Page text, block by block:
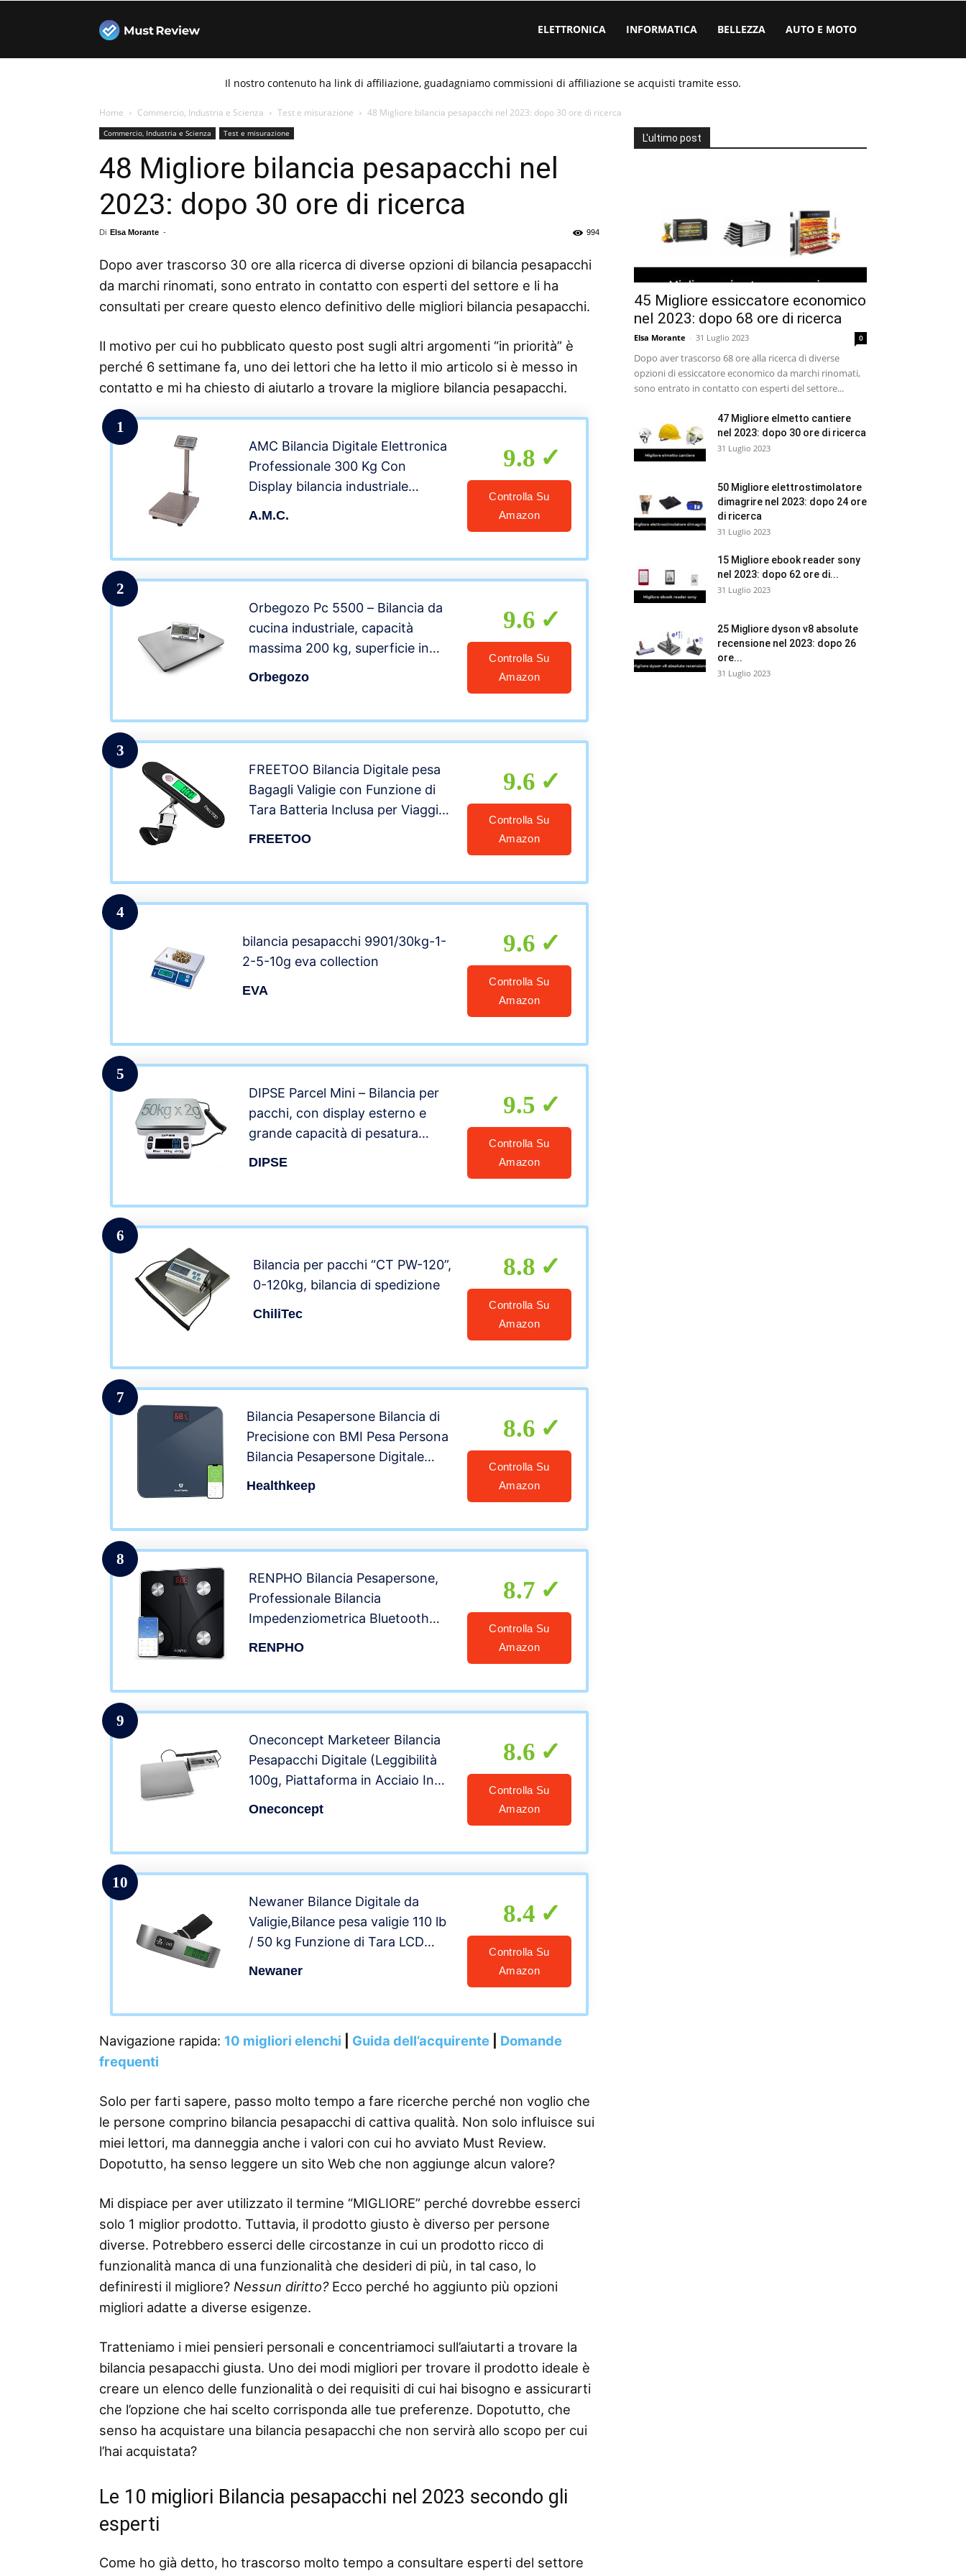
Must
Review
ELETTRONICA INFORMATICA BELLEZZA AUTO E MOTO
Il nostro contenuto ha link di affiliazione, guadagniamo commissioni di affiliazione se acquisti tramite esso.
Home Commercio, Industria e Scienza Test e misurazione 48 Migliore bilancia pesapacchi nel 2023: dopo 30 ore di ricerca
Commercio, Industria e Scienza Test e misurazione
48 Migliore bilancia pesapacchi nel
2023: dopo 30 ore di ricerca
Di Elsa Morante - 994
Dopo aver trascorso 30 ore alla ricerca di diverse opzioni di bilancia pesapacchi
da marchi rinomati, sono entrato in contatto con esperti del settore e li ha
consultati per creare questo elenco definitivo delle migliori bilancia pesapacchi.
Il motivo per cui ho pubblicato questo post sugli altri argomenti “in priorità” è
perché 6 settimane fa, uno dei lettori che ha letto il mio articolo si è messo in
contatto e mi ha chiesto di aiutarlo a trovare la migliore bilancia pesapacchi.
1
AMC Bilancia Digitale Elettronica
Professionale 300 Kg Con
Display bilancia industriale
A.M.C.
9.8
Controlla Su
Amazon
2
Orbegozo Pc 5500 – Bilancia da
cucina industriale, capacità
massima 200 kg, superficie in
funzione tara, funziona a batteria
Orbegozo
9.6
Controlla Su
Amazon
3
FREETOO Bilancia Digitale pesa
Bagagli Valigie con Funzione di
Tara Batteria Inclusa per Viaggi
FREETOO
9.6
Controlla Su
Amazon
4
bilancia pesapacchi 9901/30kg-1-
2-5-10g eva collection
EVA
9.6
Controlla Su
Amazon
5
DIPSE Parcel Mini – Bilancia per
pacchi, con display esterno e
grande capacità di pesatura
DIPSE
9.5
Controlla Su
Amazon
6
Bilancia per pacchi “CT PW-120”,
0-120kg, bilancia di spedizione
ChiliTec
8.8
Controlla Su
Amazon
7
Bilancia Pesapersone Bilancia di
Precisione con BMI Pesa Persona
Bilancia Pesapersone Digitale
Android Smartphone, Robusto
Healthkeep
8.6
Controlla Su
Amazon
8
RENPHO Bilancia Pesapersone,
Professionale Bilancia
Impedenziometrica Bluetooth
RENPHO
8.7
Controlla Su
Amazon
9
Oneconcept Marketeer Bilancia
Pesapacchi Digitale (Leggibilità
100g, Piattaforma in Acciaio Inox
Funzione Conteggio e Tara,
Oneconcept
8.6
Controlla Su
Amazon
10
Newaner Bilance Digitale da
Valigie,Bilance pesa valigie 110 lb
/ 50 kg Funzione di Tara LCD
Newaner
8.4
Controlla Su
Amazon
Navigazione rapida: 10 migliori elenchi Guida dell’acquirente
Domande
frequenti
Solo per farti sapere, passo molto tempo a fare ricerche perché non voglio che
le persone comprino bilancia pesapacchi di cattiva qualità. Non solo influisce sui
miei lettori, ma danneggia anche i valori con cui ho avviato Must Review.
Dopotutto, ha senso leggere un sito Web che non aggiunge alcun valore?
Mi dispiace per aver utilizzato il termine “MIGLIORE” perché dovrebbe esserci
solo 1 miglior prodotto. Tuttavia, il prodotto giusto è diverso per persone
diverse. Potrebbero esserci delle circostanze in cui un prodotto ricco di
funzionalità manca di una funzionalità che desideri di più, in tal caso, lo
definiresti il ​​migliore? Nessun diritto?Ecco perché ho aggiunto più opzioni
migliori adatte a diverse esigenze.
Tratteniamo i miei pensieri personali e concentriamoci sull’aiutarti a trovare la
bilancia pesapacchi giusta. Uno dei modi migliori per trovare il prodotto ideale è
creare un elenco delle funzionalità o dei requisiti di cui hai bisogno e assicurarti
che l’opzione che hai scelto corrisponda alle tue preferenze. Dopotutto, che
senso ha acquistare una bilancia pesapacchi che non servirà allo scopo per cui
l’hai acquistata?
Le 10 migliori Bilancia pesapacchi nel 2023 secondo gli
esperti
Come ho già detto, ho trascorso molto tempo a consultare esperti del settore
L'ultimo post
45 Migliore essiccatore economico
nel 2023: dopo 68 ore di ricerca
Elsa Morante - 31 Luglio 2023 0
Dopo aver trascorso 68 ore alla ricerca di diverse
opzioni di essiccatore economico da marchi rinomati,
sono entrato in contatto con esperti del settore...
47 Migliore elmetto cantiere
nel 2023: dopo 30 ore di ricerca
31 Luglio 2023
50 Migliore elettrostimolatore
dimagrire nel 2023: dopo 24 ore
di ricerca
31 Luglio 2023
15 Migliore ebook reader sony
nel 2023: dopo 62 ore di...
31 Luglio 2023
25 Migliore dyson v8 absolute
recensione nel 2023: dopo 26
ore...
31 Luglio 2023